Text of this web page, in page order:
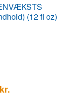
(12 fl oz)